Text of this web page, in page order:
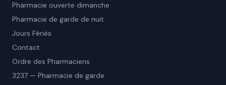
Pharmacie ouverte dimanche
Pharmacie de garde de nuit
Jours Fériés
Contact
Ordre des Pharmaciens
3237 — Pharmacie de garde